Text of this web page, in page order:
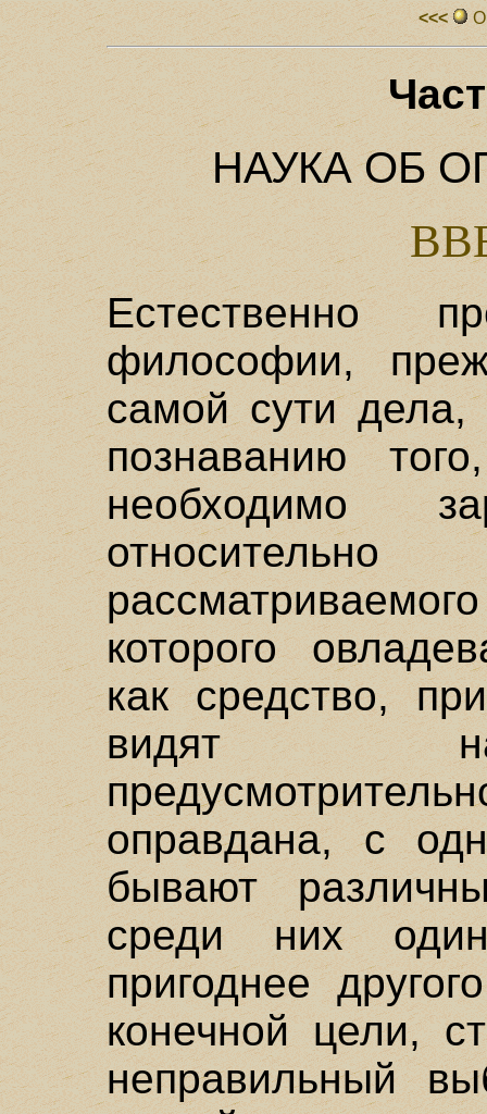
<<<
НАУКА ОБ
Естественно
философии,
самой сути дела,
познаванию
необходимо
которого
как средство,
видят
оправдана, с
бывают
среди них
пригоднее
конечной цели,
неправильный